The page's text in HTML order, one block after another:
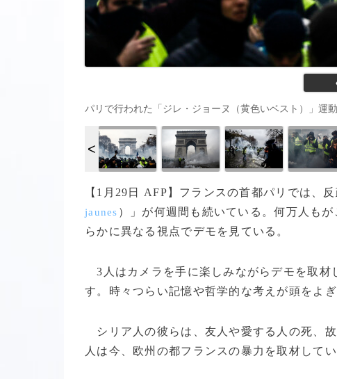
パリで行われた「ジレ・ジョーヌ（黄色いベスト）」運
【1月29日 AFP】フランスの首都パリでは、
jaunes ）」が何週間も続いている。何万人も
らかに異なる視点でデモを見ている。
3人はカメラを手に楽しみながらデモを取材
す。時々つらい記憶や哲学的な考えが頭をよ
シリア人の彼らは、友人や愛する人の死、
人は今、欧州の都フランスの暴力を取材して